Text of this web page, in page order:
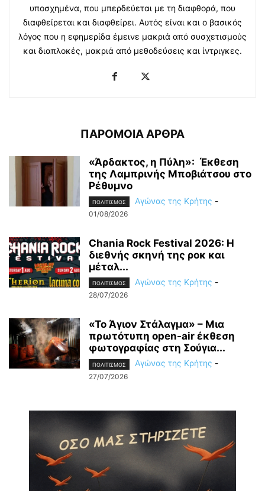
υποσχημένα, που μπερδεύεται με τη διαφθορά, που
διαφθείρεται και διαφθείρει. Αυτός είναι και ο βασικός
λόγος που η εφημερίδα έμεινε μακριά από συσχετισμούς
και διαπλοκές, μακριά από μεθοδεύσεις και ίντριγκες.
ΠΑΡΟΜΟΙΑ ΑΡΘΡΑ
«Άρδακτος, η Πύλη»: Έκθεση
της Λαμπρινής Μποβιάτσου στο
Ρέθυμνο
ΠΟΛΙΤΙΣΜΟΣ Αγώνας της Κρήτης -
01/08/2026
Chania Rock Festival 2026: Η
διεθνής σκηνή της ροκ και
μέταλ...
ΠΟΛΙΤΙΣΜΟΣ Αγώνας της Κρήτης -
28/07/2026
«Το Άγιον Στάλαγμα» – Μια
πρωτότυπη open-air έκθεση
φωτογραφίας στη Σούγια...
ΠΟΛΙΤΙΣΜΟΣ Αγώνας της Κρήτης -
27/07/2026